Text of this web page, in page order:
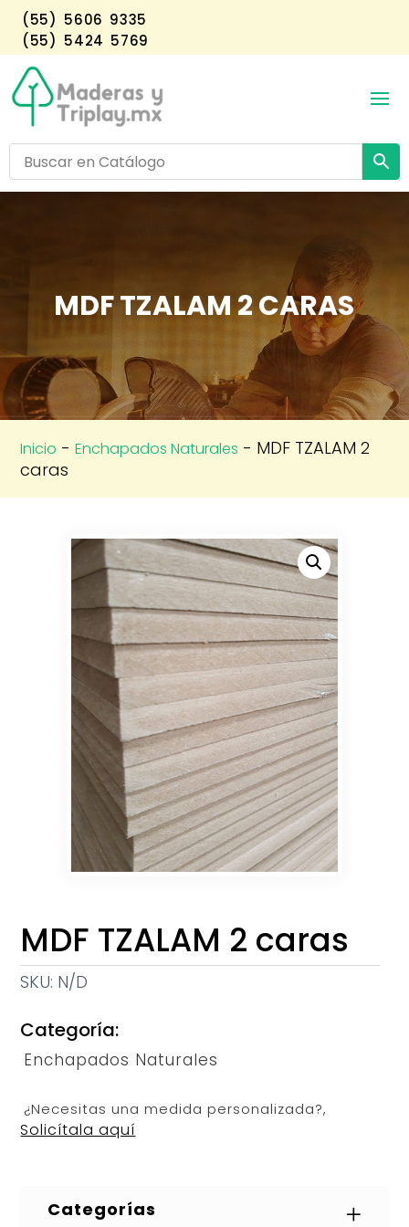
(55) 5606 9335
(55) 5424 5769
MDF TZALAM 2 CARAS
Inicio -Enchapados Naturales - MDF TZALAM 2
caras
MDF TZALAM 2 caras
SKU: N/D
Categoría:
Enchapados Naturales
¿Necesitas una medida personalizada?,
Solicítala aquí
Categorías